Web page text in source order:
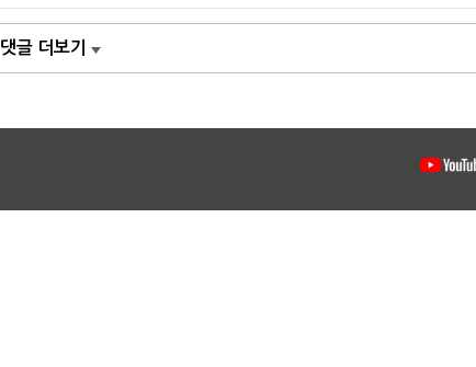
댓글 더보기